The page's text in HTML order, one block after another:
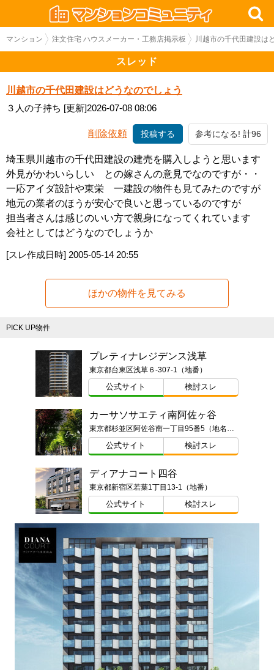
マンション 注文住宅 ハウスメーカー・工務店掲示板 川越市の千代田建設は
スレッド
川越市の千代田建設はどうなのでしょう
３人の子持ち [更新]2026-07-08 08:06
削除依頼 投稿する 参考になる! 計96
埼玉県川越市の千代田建設の建売を購入しようと思います
外見がかわいらしい との嫁さんの意見でなのですが・・
一応アイダ設計や東栄 一建設の物件も見てみたのですが
地元の業者のほうが安心で良いと思っているのですが
担当者さんは感じのいい方で親身になってくれています
会社としてはどうなのでしょうか
[スレ作成日時] 2005-05-14 20:55
ほかの物件を見てみる
PICK UP物件
プレティナレジデンス浅草
東京都台東区浅草６-307-1（地番）
公式サイト 検討スレ
カーサソサエティ南阿佐ヶ谷
東京都杉並区阿佐谷南一丁目95番5（地名・地番）東京都杉並区阿佐谷南一丁目13番（以下未定）
公式サイト 検討スレ
ディアナコート四谷
東京都新宿区若葉1丁目13-1（地番）
公式サイト 検討スレ